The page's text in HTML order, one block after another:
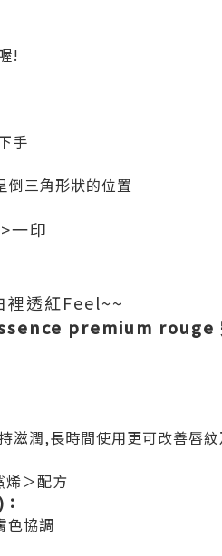
!
手
倒三角形狀的位置
一印
裡透紅Feel~~
premium rouge
滋潤,長時間使用更可改善唇
烯＞配方
色協調